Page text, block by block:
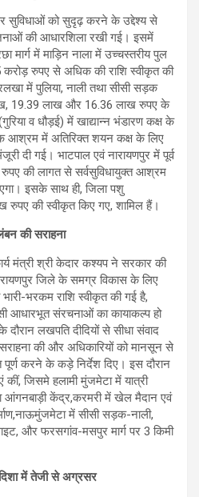
सुविधाओं को सुदृढ़ करने के उद्देश्य से
की आधारशिला रखी गई। इसमें
में माड़िन नाला में उच्चस्तरीय पुल
करोड़ रुपए से अधिक की राशि स्वीकृत की
में पुलिया, नाली तथा सीसी सड़क
19.39 लाख और 16.36 लाख रुपए के
व धौड़ई) में खाद्यान्न भंडारण कक्ष के
आश्रम में अतिरिक्त शयन कक्ष के लिए
दी गई। ​भाटपाल एवं नारायणपुर में पूर्व
की लागत से सर्वसुविधायुक्त आश्रम
इसके साथ ही, जिला पशु
रुपए की स्वीकृत किए गए, शामिल हैं।
की सराहना
मंत्री श्री केदार कश्यप ने सरकार की
जिले के समग्र विकास के लिए
भरकम राशि स्वीकृत की गई है,
संरचनाओं का कायाकल्प हो
लखपति दीदियों से सीधा संवाद
की और अधिकारियों को मानसून से
करने के कड़े निर्देश दिए। इस दौरान
कीं, जिसमे ​हलामी मुंजमेटा में यात्री
आंगनबाड़ी केंद्र,​करमरी में खेल मैदान एवं
में सीसी सड़क-नाली,
और फरसगांव-मसपुर मार्ग पर 3 किमी
में तेजी से अग्रसर